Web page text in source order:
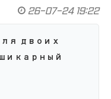
26-07-24 19:22
двоих